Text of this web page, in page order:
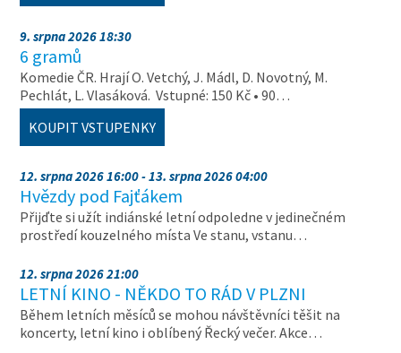
9. srpna 2026 18:30
6 gramů
Komedie ČR. Hrají O. Vetchý, J. Mádl, D. Novotný, M.
Pechlát, L. Vlasáková. Vstupné: 150 Kč • 90…
KOUPIT VSTUPENKY
12. srpna 2026 16:00 - 13. srpna 2026 04:00
Hvězdy pod Fajťákem
Přijďte si užít indiánské letní odpoledne v jedinečném
prostředí kouzelného místa Ve stanu, vstanu…
12. srpna 2026 21:00
LETNÍ KINO - NĚKDO TO RÁD V PLZNI
Během letních měsíců se mohou návštěvníci těšit na
koncerty, letní kino i oblíbený Řecký večer. Akce…